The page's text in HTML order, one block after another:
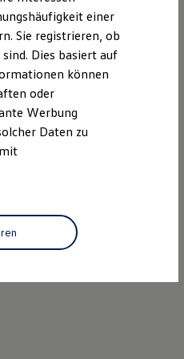
einer
Sie registrieren, ob
Dies basiert auf
können
oder
Werbung
Daten zu